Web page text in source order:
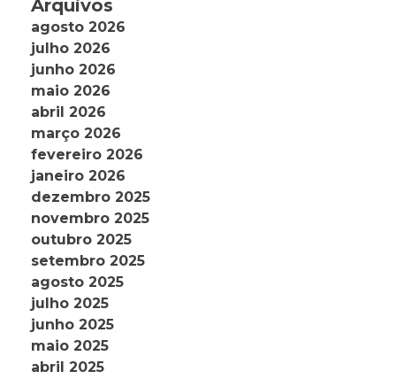
Arquivos
agosto 2026
julho 2026
junho 2026
maio 2026
abril 2026
março 2026
fevereiro 2026
janeiro 2026
dezembro 2025
novembro 2025
outubro 2025
setembro 2025
agosto 2025
julho 2025
junho 2025
maio 2025
abril 2025